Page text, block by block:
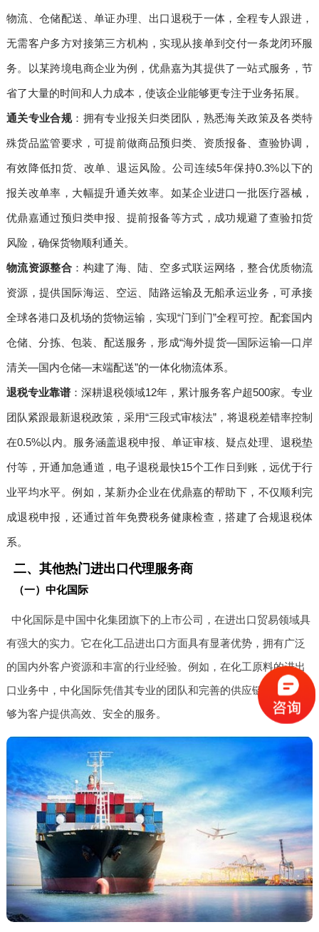
物流、仓储配送、单证办理、出口退税于一体，全程专人跟进，
无需客户多方对接第三方机构，实现从接单到交付一条龙闭环服
务。以某跨境电商企业为例，优鼎嘉为其提供了一站式服务，节
省了大量的时间和人力成本，使该企业能够更专注于业务拓展。
通关专业合规：拥有专业报关归类团队，熟悉海关政策及各类特
殊货品监管要求，可提前做商品预归类、资质报备、查验协调，
有效降低扣货、改单、退运风险。公司连续5年保持0.3%以下的
报关改单率，大幅提升通关效率。如某企业进口一批医疗器械，
优鼎嘉通过预归类申报、提前报备等方式，成功规避了查验扣货
风险，确保货物顺利通关。
物流资源整合 ：构建了海、陆、空多式联运网络，整合优质物流
资源，提供国际海运、空运、陆路运输及无船承运业务，可承接
全球各港口及机场的货物运输，实现“门到门”全程可控。配套国内
仓储、分拣、包装、配送服务，形成“海外提货—国际运输—口岸
清关—国内仓储—末端配送”的一体化物流体系。
退税专业靠谱：深耕退税领域12年，累计服务客户超500家。专业
团队紧跟最新退税政策，采用“三段式审核法”，将退税差错率控制
在0.5%以内。服务涵盖退税申报、单证审核、疑点处理、退税垫
付等，开通加急通道，电子退税最快15个工作日到账，远优于行
业平均水平。例如，某新办企业在优鼎嘉的帮助下，不仅顺利完
成退税申报，还通过首年免费税务健康检查，搭建了合规退税体
系。
二、其他热门进出口代理服务商
（一）中化国际
中化国际是中国中化集团旗下的上市公司，在进出口贸易领域具
有强大的实力。它在化工品进出口方面具有显著优势，拥有广泛
的国内外客户资源和丰富的行业经验。例如，在化工原料的进出
口业务中，中化国际凭借其专业的团队和完善的供应链体系，能
够为客户提供高效、安全的服务。